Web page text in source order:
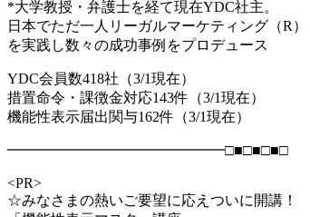
*大学教授・弁護士を経て現在YDC社主。
日本でただ一人リーガルマーケティング（R）
を実践し数々の成功事例をプロデュース
YDC会員数418社（3/1現在）
措置命令・課徴金対応143件（3/1現在）
機能性表示届出関与162件（3/1現在）
━━━━━━━━━━━━━━━□■□■□■□
<PR>
☆みなさまの熱いご要望に応えついに開講！